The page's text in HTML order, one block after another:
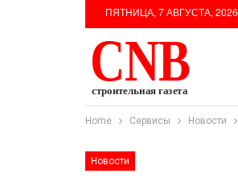
ПЯТНИЦА, 7 АВГУСТА, 2026
Home Сервисы Новости
Новости